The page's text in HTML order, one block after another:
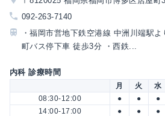
092-263-7140
・福岡市営地下鉄空港線 中洲川端駅
町バス停下車 徒歩3分 ・西鉄...
内科 診療時間
月 火 水
08:30-12:00
● ● ●
14:00-17:00
● ● ●